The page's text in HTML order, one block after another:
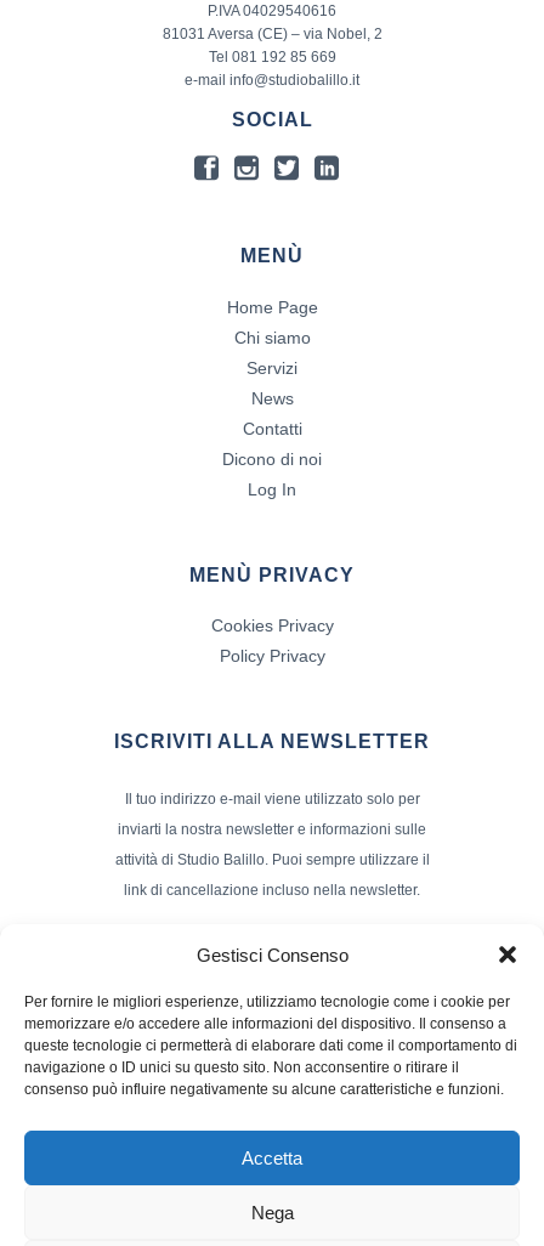
Gestisci Consenso
Per fornire le migliori esperienze, utilizziamo tecnologie come i cookie per
memorizzare e/o accedere alle informazioni del dispositivo. Il consenso a
queste tecnologie ci permetterà di elaborare dati come il comportamento di
navigazione o ID unici su questo sito. Non acconsentire o ritirare il
consenso può influire negativamente su alcune caratteristiche e funzioni.
Accetta
Nega
P.IVA 04029540616
81031 Aversa (CE) – via Nobel, 2
Tel 081 192 85 669
e-mail info@studiobalillo.it
SOCIAL
MENÙ
Home Page
Chi siamo
Servizi
News
Contatti
Dicono di noi
Log In
MENÙ PRIVACY
Cookies Privacy
Policy Privacy
ISCRIVITI ALLA NEWSLETTER
Il tuo indirizzo e-mail viene utilizzato solo per
inviarti la nostra newsletter e informazioni sulle
attività di Studio Balillo. Puoi sempre utilizzare il
link di cancellazione incluso nella newsletter.
Nome e Cognome
Powerd by :Studio70